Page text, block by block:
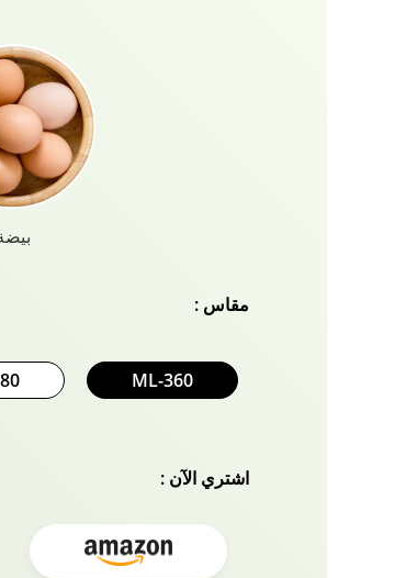
مقاس :
360-ML
اشتري الآن :